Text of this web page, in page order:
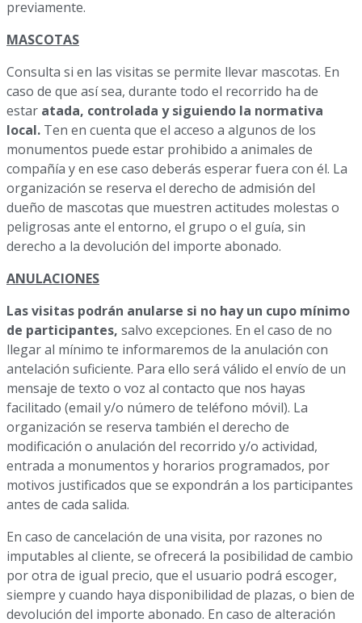
previamente.
MASCOTAS
Consulta si en las visitas se permite llevar mascotas. En
caso de que así sea, durante todo el recorrido ha de
estar atada, controlada y siguiendo la normativa
local. Ten en cuenta que el acceso a algunos de los
monumentos puede estar prohibido a animales de
compañía y en ese caso deberás esperar fuera con él. La
organización se reserva el derecho de admisión del
dueño de mascotas que muestren actitudes molestas o
peligrosas ante el entorno, el grupo o el guía, sin
derecho a la devolución del importe abonado.
ANULACIONES
Las visitas podrán anularse si no hay un cupo mínimo
de participantes, salvo excepciones. En el caso de no
llegar al mínimo te informaremos de la anulación con
antelación suficiente. Para ello será válido el envío de un
mensaje de texto o voz al contacto que nos hayas
facilitado (email y/o número de teléfono móvil). La
organización se reserva también el derecho de
modificación o anulación del recorrido y/o actividad,
entrada a monumentos y horarios programados, por
motivos justificados que se expondrán a los participantes
antes de cada salida.
En caso de cancelación de una visita, por razones no
imputables al cliente, se ofrecerá la posibilidad de cambio
por otra de igual precio, que el usuario podrá escoger,
siempre y cuando haya disponibilidad de plazas, o bien de
devolución del importe abonado. En caso de alteración